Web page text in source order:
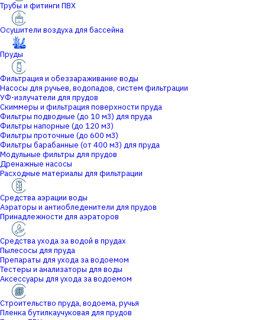
Трубы и фитинги ПВХ
Осушители воздуха для бассейна
Пруды
Фильтрация и обеззараживание воды
Насосы для ручьев, водопадов, систем фильтрации
УФ-излучатели для прудов
Скиммеры и фильтрация поверхности пруда
Фильтры подводные (до 10 м3) для пруда
Фильтры напорные (до 120 м3)
Фильтры проточные (до 600 м3)
Фильтры барабанные (от 400 м3) для пруда
Модульные фильтры для прудов
Дренажные насосы
Расходные материалы для фильтрации
Средства аэрации воды
Аэраторы и антиобледенители для прудов
Принадлежности для аэраторов
Средства ухода за водой в прудах
Пылесосы для пруда
Препараты для ухода за водоемом
Тестеры и анализаторы для воды
Аксессуары для ухода за водоемом
Строительство пруда, водоема, ручья
Пленка бутилкаучуковая для прудов